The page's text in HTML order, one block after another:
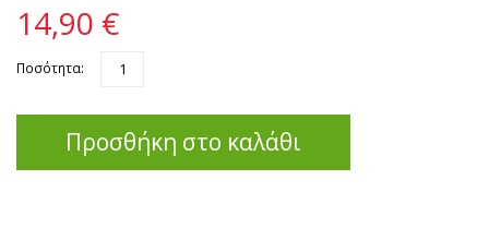
14,90 €
Ποσότητα:
Προσθήκη στο καλάθι